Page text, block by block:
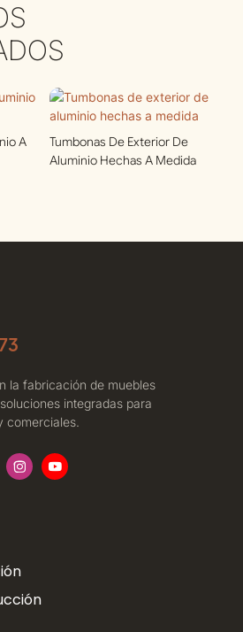
A
Tumbonas De Exterior De
Aluminio Hechas A Medida
la fabricación de muebles
integradas para
comerciales.